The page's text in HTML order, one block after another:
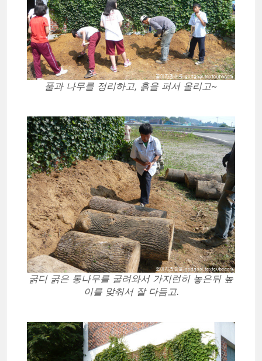
풀과 나무를 정리하고, 흙을 퍼서 올리고~
굵디 굵은 통나무를 굴려와서 가지런히 놓은뒤 높
이를 맞춰서 잘 다듬고.